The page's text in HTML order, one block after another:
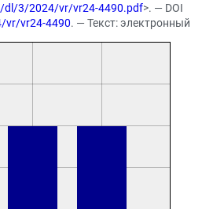
dl/3/2024/vr/vr24-4490.pdf>. — DOI
vr/vr24-4490. — Текст: электронный